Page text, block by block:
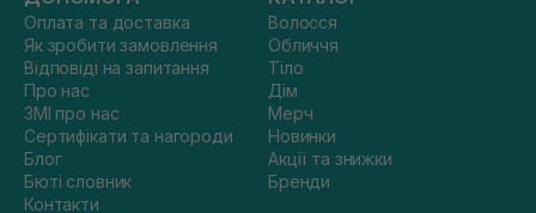
Оплата та доставка
Як зробити замовлення
Відповіді на запитання
Про нас
ЗМІ про нас
Сертифікати та нагороди
Блог
Бюті словник
Контакти
Волосся
Обличчя
Тіло
Дім
Мерч
Новинки
Акції та знижки
Бренди